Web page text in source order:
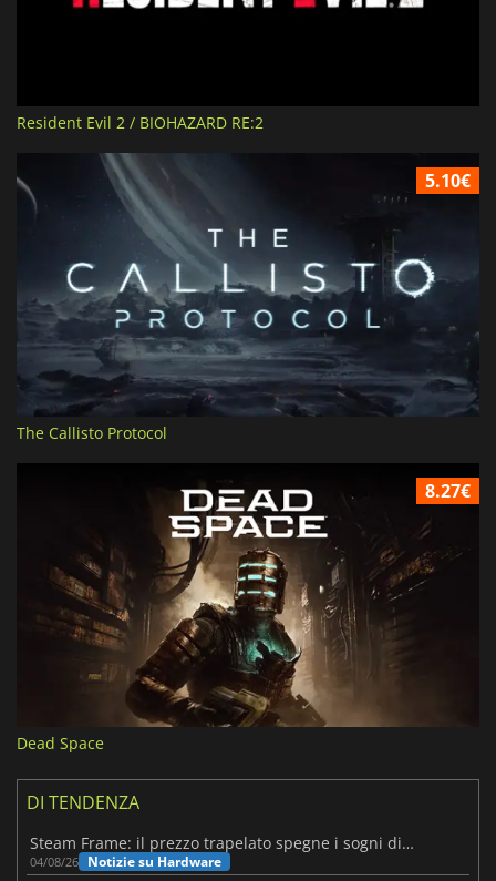
Resident Evil 2 / BIOHAZARD RE:2
5.10€
The Callisto Protocol
8.27€
Dead Space
DI TENDENZA
Steam Frame: il prezzo trapelato spegne i sogni di un VR economico
04/08/26 Notizie su Hardware